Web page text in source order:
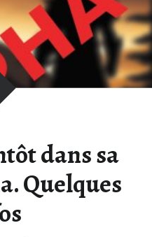
dans sa
Quelques